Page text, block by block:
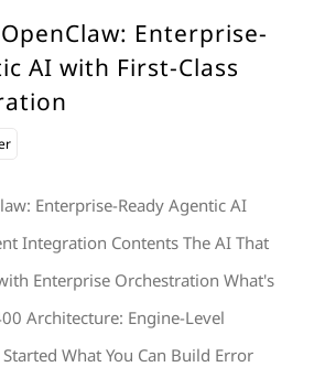
Enterprise-
AI with First-Class
Enterprise-Ready Agentic AI
Integration Contents The AI That
Enterprise Orchestration What's
Architecture: Engine-Level
What You Can Build Error